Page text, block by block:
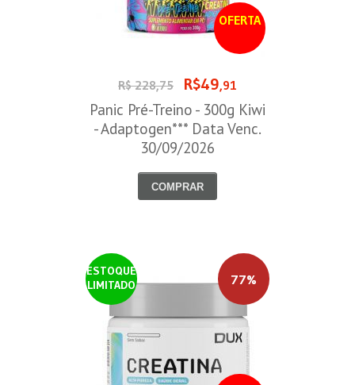
OFERTA
R$ 228,75 R$49,91
Panic Pré-Treino - 300g Kiwi
- Adaptogen*** Data Venc.
30/09/2026
COMPRAR
ESTOQUE
LIMITADO
77%